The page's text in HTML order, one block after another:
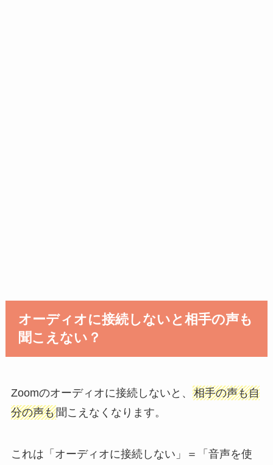
オーディオに接続しないと相手の声も
聞こえない？
Zoomのオーディオに接続しないと、 相手の声も自
分の声も聞こえなくなります。
これは「オーディオに接続しない」＝「音声を使